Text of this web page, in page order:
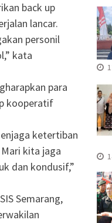
back up
lancar.
personil
kata
para
kooperatif
ketertiban
kita jaga
dan kondusif,”
Semarang,